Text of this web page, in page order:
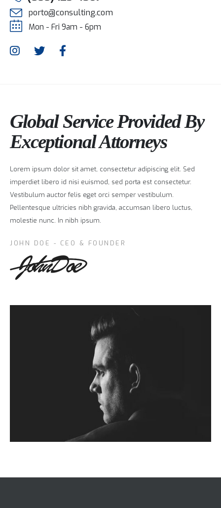
porto@consulting.com
Mon - Fri 9am - 6pm
Global Service Provided By
Exceptional Attorneys
Lorem ipsum dolor sit amet, consectetur adipiscing elit. Sed
imperdiet libero id nisi euismod, sed porta est consectetur.
Vestibulum auctor felis eget orci semper vestibulum.
Pellentesque ultricies nibh gravida, accumsan libero luctus,
molestie nunc. In nibh ipsum.
JOHN DOE - CEO & FOUNDER